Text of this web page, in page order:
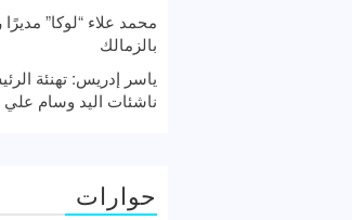
محمد علاء “لوكا” مديرًا
بالزمالك
ياسر إدريس: تهنئة
ناشئات اليد وسام
حوارات